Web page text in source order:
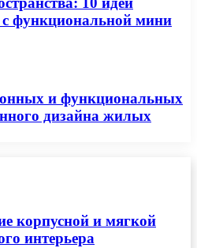
с функциональной мини
и функциональных
дизайна жилых
корпусной и мягкой
интерьера